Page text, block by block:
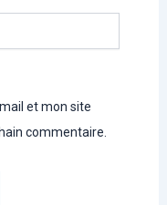
et mon site
commentaire.